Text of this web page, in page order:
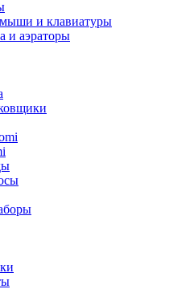
и клавиатуры
и аэраторы